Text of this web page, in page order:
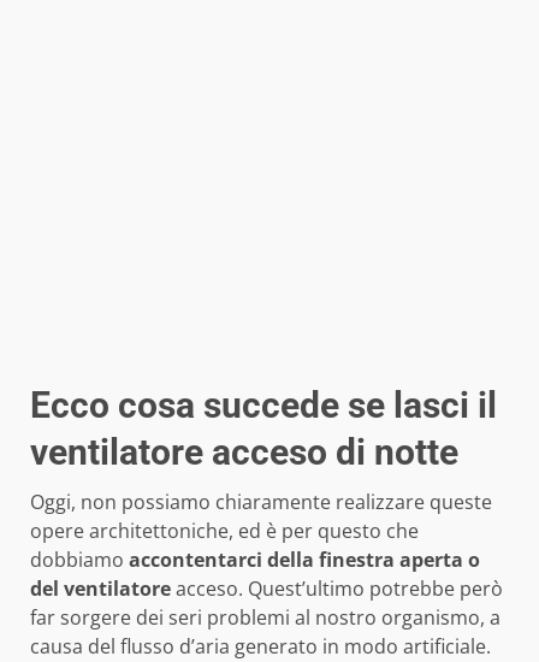
Ecco cosa succede se lasci il
ventilatore acceso di notte
Oggi, non possiamo chiaramente realizzare queste
opere architettoniche, ed è per questo che
dobbiamo accontentarci della finestra aperta o
del ventilatoreacceso. Quest’ultimo potrebbe però
far sorgere dei seri problemi al nostro organismo, a
causa del flusso d’aria generato in modo artificiale.